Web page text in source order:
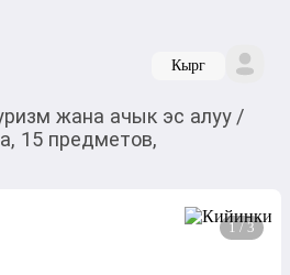
Кырг
жана ачык эс алуу /
15 предметов,
1 / 3